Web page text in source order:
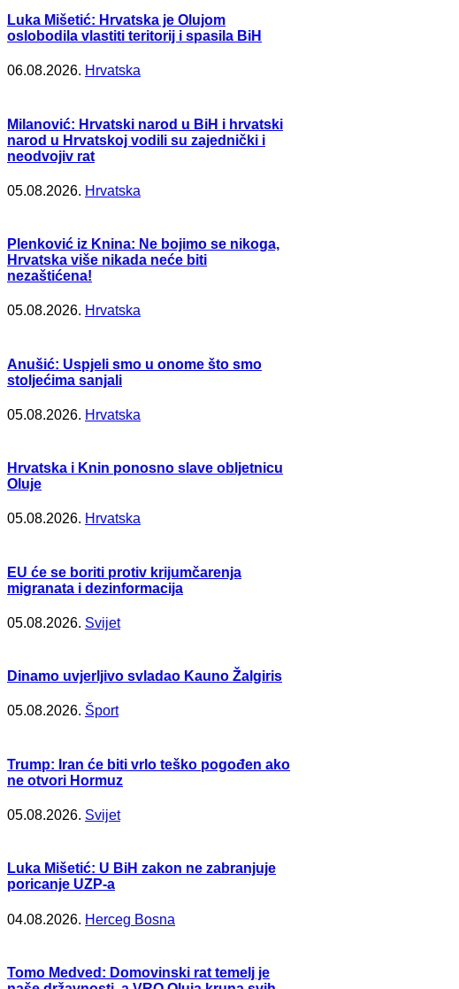
Luka Mišetić: Hrvatska je Olujom
oslobodila vlastiti teritorij i spasila BiH
06.08.2026. Hrvatska
Milanović: Hrvatski narod u BiH i hrvatski
narod u Hrvatskoj vodili su zajednički i
neodvojiv rat
05.08.2026. Hrvatska
Plenković iz Knina: Ne bojimo se nikoga,
Hrvatska više nikada neće biti
nezaštićena!
05.08.2026. Hrvatska
Anušić: Uspjeli smo u onome što smo
stoljećima sanjali
05.08.2026. Hrvatska
Hrvatska i Knin ponosno slave obljetnicu
Oluje
05.08.2026. Hrvatska
EU će se boriti protiv krijumčarenja
migranata i dezinformacija
05.08.2026. Svijet
Dinamo uvjerljivo svladao Kauno Žalgiris
05.08.2026. Šport
Trump: Iran će biti vrlo teško pogođen ako
ne otvori Hormuz
05.08.2026. Svijet
Luka Mišetić: U BiH zakon ne zabranjuje
poricanje UZP-a
04.08.2026. Herceg Bosna
Tomo Medved: Domovinski rat temelj je